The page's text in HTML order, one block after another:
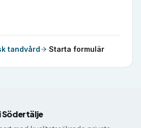
tandvård ·Starta formulär
i Södertälje
Södertälje